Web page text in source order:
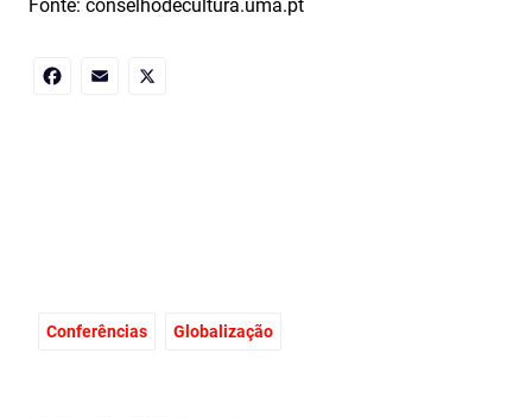
Fonte: conselhodecultura.uma.pt
Conferências Globalização